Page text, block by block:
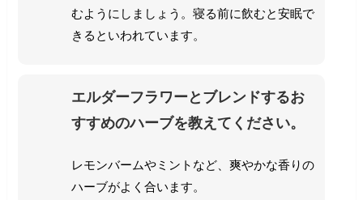
むようにしましょう。 寝る前に飲むと安眠で
きるといわれています。
エルダーフラワーとブレンドするお
すすめのハーブを教えてください。
レモンバームやミントなど、爽やかな香りの
ハーブがよく合います。